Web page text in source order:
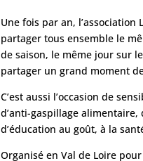
Une fois par an, l’association
partager tous ensemble le
de saison, le même jour sur
partager un grand moment
C’est aussi l’occasion de
d’anti-gaspillage
d’éducation au goût, à la
Organisé en Val de Loire